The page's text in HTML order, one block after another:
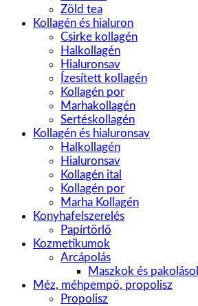
Zöld tea
Kollagén és hialuron
Csirke kollagén
Halkollagén
Hialuronsav
Ízesített kollagén
Kollagén por
Marhakollagén
Sertéskollagén
Kollagén és hialuronsav
Halkollagén
Hialuronsav
Kollagén ital
Kollagén por
Marha Kollagén
Konyhafelszerelés
Papírtörlő
Kozmetikumok
Arcápolás
Maszkok és
Méz, méhpempő, propolisz
Propolisz